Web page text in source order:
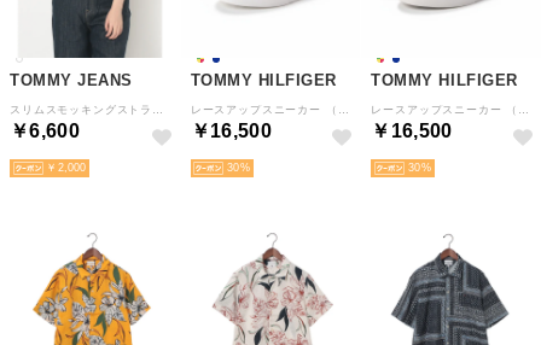
TOMMY JEANS
￥6,600
￥2,000
TOMMY HILFIGER
￥16,500
30
TOMMY HILFIGER
￥16,500
30